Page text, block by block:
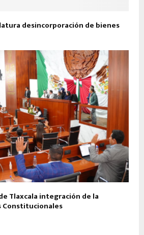
desincorporación de bienes
Tlaxcala integración de la
Constitucionales